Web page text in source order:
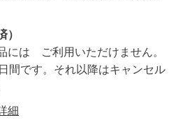
）
には ご利用いただけません。
間です。それ以降はキャンセル
細